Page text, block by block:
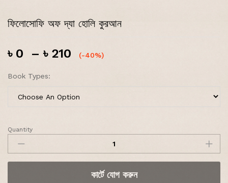
ফিলোসোফি অফ দ্যা হোলি কুরআন
৳ 0 –৳ 210 (-40%)
Book Types:
Quantity
কার্টে যোগ করুন